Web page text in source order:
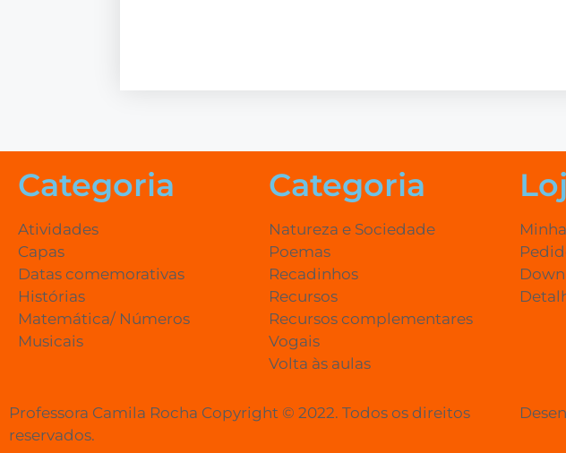
Categoria
Atividades
Capas
Datas comemorativas
Histórias
Matemática/ Números
Musicais
Categoria
Natureza e Sociedade
Poemas
Recadinhos
Recursos
Recursos complementares
Vogais
Volta às aulas
Professora Camila Rocha Copyright © 2022. Todos os direitos
reservados.